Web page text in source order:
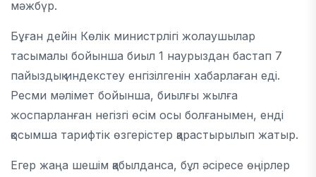
мәжбүр.
Бұған дейін Көлік министрлігі жолаушылар
тасымалы бойынша биыл 1 наурыздан бастап 7
пайыздық индекстеу енгізілгенін хабарлаған еді.
Ресми мәлімет бойынша, биылғы жылға
жоспарланған негізгі өсім осы болғанымен, енді
қосымша тарифтік өзгерістер қарастырылып жатыр.
Егер жаңа шешім қабылданса, бұл әсіресе өңірлер